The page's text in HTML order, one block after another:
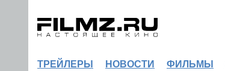
ТРЕЙЛЕРЫ НОВОСТИ ФИЛЬМЫ